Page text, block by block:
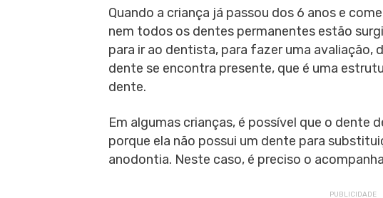
Quando a criança já passou dos 6 anos e
nem todos os dentes permanentes estão
para ir ao dentista, para fazer uma avaliação,
dente se encontra presente, que é uma
dente.
Em algumas crianças, é possível que o dente
porque ela não possui um dente para
anodontia. Neste caso, é preciso o